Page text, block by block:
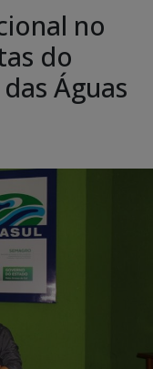
no
do
Águas